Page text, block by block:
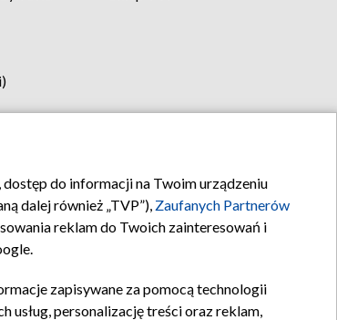
do informacji na Twoim urządzeniu
dalej również „TVP”), Zaufanych Partnerów
reklam do Twoich zainteresowań i
zapisywane za pomocą technologii
personalizację treści oraz reklam,